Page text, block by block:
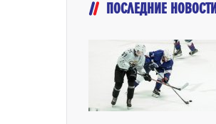
ПОСЛЕДНИЕ НОВОСТИ